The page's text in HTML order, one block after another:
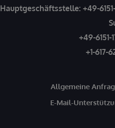
Hauptgeschäftsstelle: +49-
+49-6151-
+1-617-
Allgemeine
E-Mail-